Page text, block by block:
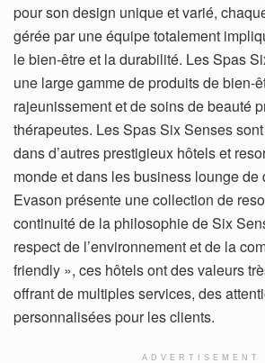
pour son design unique et varié,
gérée par une équipe totalement
le bien-être et la durabilité. Les Spas
une large gamme de produits de bien-
rajeunissement et de soins de beauté
thérapeutes. Les Spas Six Senses
dans d’autres prestigieux hôtels et
monde et dans les business lounge de
Evason présente une collection de
continuité de la philosophie de Six
respect de l’environnement et de la
friendly », ces hôtels ont des valeurs
offrant de multiples services, des
personnalisées pour les clients.
ADVERTISEMENT